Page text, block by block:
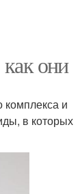
они
комплекса и
в которых